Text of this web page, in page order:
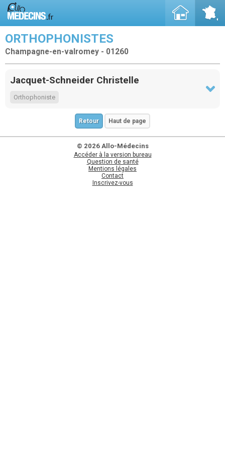
ORTHOPHONISTES
Champagne-en-valromey - 01260
Jacquet-Schneider Christelle
Orthophoniste
Retour Haut de page
© 2026 Allo-Médecins
Accéder à la version bureau
Question de santé
Mentions légales
Contact
Inscrivez-vous